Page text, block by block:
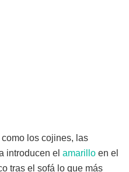
como los cojines, las
introducen el amarillo en el
tras el sofá lo que más